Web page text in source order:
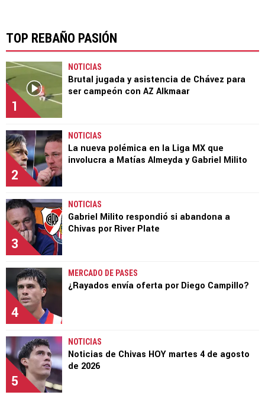
TOP REBAÑO PASIÓN
1
NOTICIAS
Brutal jugada y asistencia de Chávez para
ser campeón con AZ Alkmaar
2
NOTICIAS
La nueva polémica en la Liga MX que
involucra a Matías Almeyda y Gabriel Milito
3
NOTICIAS
Gabriel Milito respondió si abandona a
Chivas por River Plate
4
MERCADO DE PASES
¿Rayados envía oferta por Diego Campillo?
5
NOTICIAS
Noticias de Chivas HOY martes 4 de agosto
de 2026